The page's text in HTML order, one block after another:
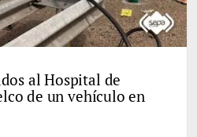
al Hospital de
de un vehículo en